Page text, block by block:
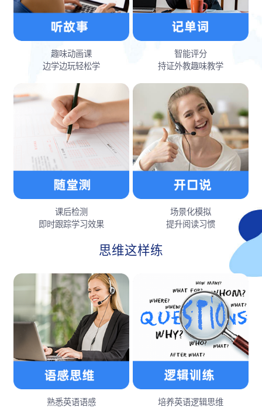
趣味动画课
边学边玩轻松学
智能评分
持证外教趣味教学
课后检测
即时跟踪学习效果
场景化模拟
提升阅读习惯
思维这样练
熟悉英语语感
培养英语逻辑思维